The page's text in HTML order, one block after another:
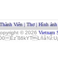
Thành Viên | Thơ| Hình ảnh
© 2026 Vietnam